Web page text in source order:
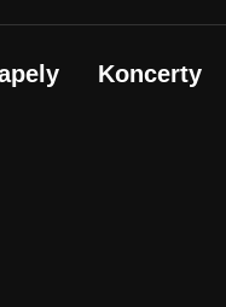
Koncerty